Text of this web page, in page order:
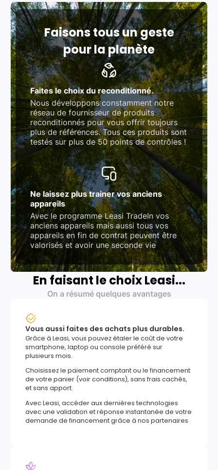
fonction des produits)
Respect des normes RAEE, RoHS, et du
référentiel QualiRepar (bonus réparation)
Faisons tous un geste
pour la planète
Faites le choix du reconditionné.
Nous développons constamment notre
réseau de fournisseur de produits
reconditionnés pour vous offrir toujours
plus de références. Tous ces produits sont
testés sur plus de 50 points de contrôles !
Ne laissez plus trainer vos anciens
appareils
Avec le programme Leasi TradeIn vos
anciens appareils mais aussi tous vos
appareils en fin de contrat peuvent être
valorisés et avoir une seconde vie
En faisant le choix Leasi...
On a résumé quelques avantages
Vous aussi faites des achats plus durables.
Grâce à Leasi, vous pouvez étaler le coût de votre
smartphone, laptop ou console préféré sur
plusieurs mois.
Choisissez le paiement comptant ou le financement
de votre panier (voir conditions), sans frais cachés,
et sans apport.
Avec Leasi, accéder aux dernières technologies
avec une validation et réponse instantanée de votre
demande de financement grâce à nos partenaires